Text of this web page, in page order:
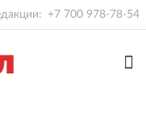
+7 700 978-78-54